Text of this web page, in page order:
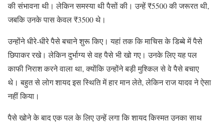
की संभावना थी। लेकिन समस्या थी पैसों की। उन्हें ₹5500 की जरूरत थी,
जबकि उनके पास केवल ₹3500 थे।
उन्होंने धीरे-धीरे पैसे बचाने शुरू किए। यहां तक कि माचिस के डिब्बे में पैसे
छिपाकर रखे। लेकिन दुर्भाग्य से वह पैसे भी खो गए। उनके लिए यह पल
काफी निराश करने वाला था, क्योंकि उन्होंने बड़ी मुश्किल से वे पैसे बचाए
थे। बहुत से लोग शायद इस स्थिति में हार मान लेते, लेकिन राज यादव ने ऐसा
नहीं किया।
पैसे खोने के बाद एक पल के लिए उन्हें लगा कि शायद किस्मत उनका साथ